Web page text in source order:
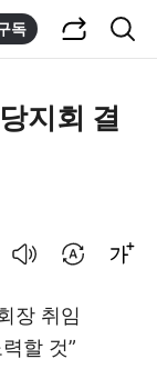
독
지회 결
장 취임
할 것”